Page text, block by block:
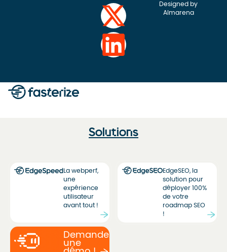
Designed by
Almarena
Solutions
La webperf,
une
expérience
utilisateur
avant tout !
EdgeSEO, la
solution pour
déployer 100%
de votre
roadmap SEO
!
Demandez
une